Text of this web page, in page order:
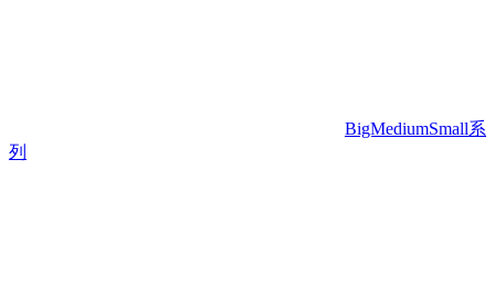
BigMediumSmall系
列